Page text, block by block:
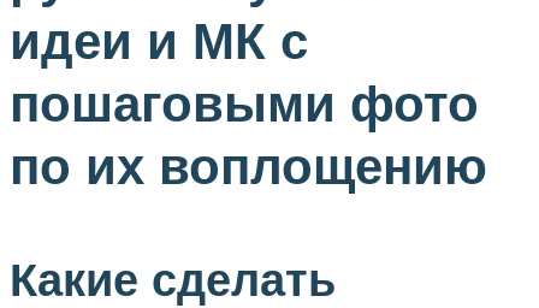
идеи и МК с
пошаговыми фото
по их воплощению
Какие сделать